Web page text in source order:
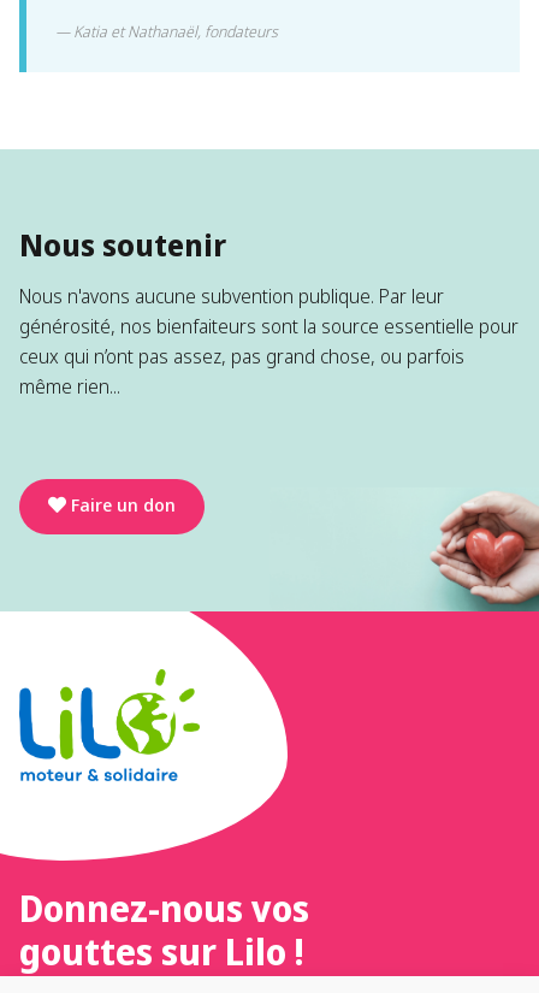
Katia et Nathanaël, fondateurs
Nous soutenir
Nous n'avons aucune subvention publique. Par leur
générosité, nos bienfaiteurs sont la source essentielle pour
ceux qui n’ont pas assez, pas grand chose, ou parfois
même rien...
Faire un don
Donnez-nous vos
gouttes sur Lilo !